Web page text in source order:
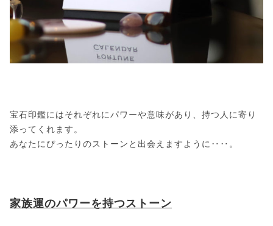
宝石印鑑にはそれぞれにパワーや意味があり、持つ人に寄り
添ってくれます。
あなたにぴったりのストーンと出会えますように‥‥。
家族運のパワーを持つストーン